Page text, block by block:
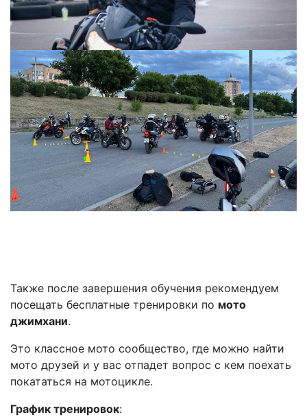
Также после завершения обучения рекомендуем
посещать бесплатные тренировки по мото
джимхани.
Это классное мото сообщество, где можно найти
мото друзей и у вас отпадет вопрос с кем поехать
покататься на мотоцикле.
График тренировок: